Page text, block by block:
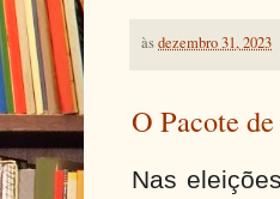
àsdezembro 31, 2023
O Pacote
Nas